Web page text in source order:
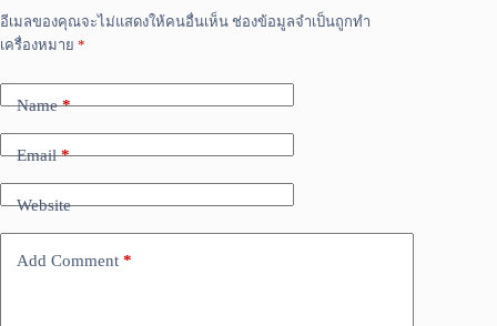
อีเมลของคุณจะไม่แสดงให้คนอื่นเห็น ช่องข้อมูลจำเป็นถูกทำ
เครื่องหมาย *
Name*
Email*
Website
Add Comment *